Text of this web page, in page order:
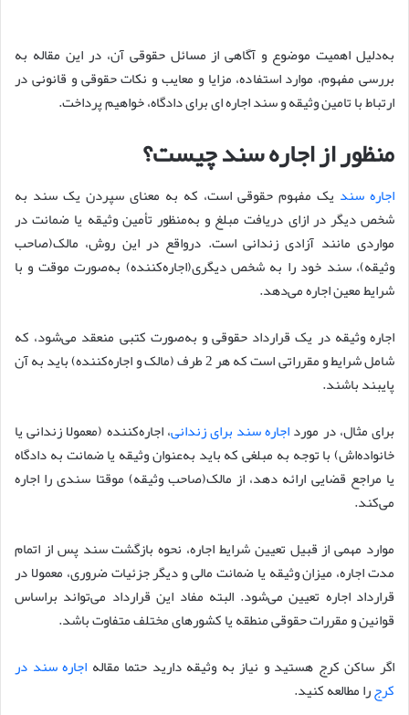
به‌دلیل اهمیت موضوع و آگاهی از مسائل حقوقی آن، در این مقاله به
بررسی مفهوم، موارد استفاده، مزایا و معایب و نکات حقوقی و قانونی در
ارتباط با تامین وثیقه و سند اجاره ای برای دادگاه، خواهیم پرداخت.
منظور از اجاره سند چیست؟
اجاره سند یک مفهوم حقوقی است، که به معنای سپردن یک سند به
شخص دیگر در ازای دریافت مبلغ و به‌منظور تأمین وثیقه یا ضمانت در
مواردی مانند آزادی زندانی است. درواقع در این روش، مالک(صاحب
وثیقه)، سند خود را به شخص دیگری(اجاره‌کننده) به‌صورت موقت و با
شرایط معین اجاره می‌دهد.
اجاره وثیقه در یک قرارداد حقوقی و به‌صورت کتبی منعقد می‌شود، که
شامل شرایط و مقرراتی است که هر 2 طرف (مالک و اجاره‌کننده) باید به آن
پایبند باشند.
برای مثال، در مورداجاره سند برای زندانی، اجاره‌کننده (معمولا زندانی یا
خانواده‌اش) با توجه به مبلغی که باید به‌عنوان وثیقه یا ضمانت به دادگاه
یا مراجع قضایی ارائه دهد، از مالک(صاحب وثیقه) موقتا سندی را اجاره
می‌کند.
موارد مهمی از قبیل تعیین شرایط اجاره، نحوه بازگشت سند پس از اتمام
مدت اجاره، میزان وثیقه یا ضمانت مالی و دیگر جزئیات ضروری، معمولا در
قرارداد اجاره تعیین می‌شود. البته مفاد این قرارداد می‌تواند براساس
قوانین و مقررات حقوقی منطقه یا کشورهای مختلف متفاوت باشد.
اگر ساکن کرج هستید و نیاز به وثیقه دارید حتما مقاله اجاره سند در
کرجرا مطالعه کنید.